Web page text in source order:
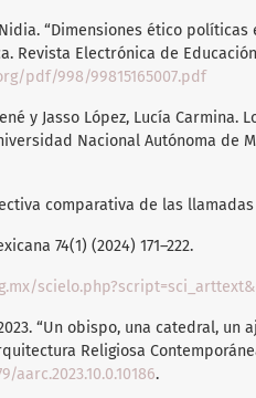
“Dimensiones ético
Revista Electrónica de Educación,
pdf/998/99815165007.pdf
y Jasso López, Lucía Carmina.
Nacional Autónoma de
comparativa de las
74(1) (2024) 171–222.
“Un obispo, una catedral, un
Religiosa
aarc.2023.10.0.10186.